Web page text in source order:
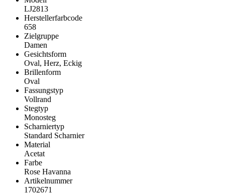
LJ2813
Herstellerfarbcode
658
Zielgruppe
Damen
Gesichtsform
Oval, Herz, Eckig
Brillenform
Oval
Fassungstyp
Vollrand
Stegtyp
Monosteg
Scharniertyp
Standard Scharnier
Material
Acetat
Farbe
Rose Havanna
Artikelnummer
1702671